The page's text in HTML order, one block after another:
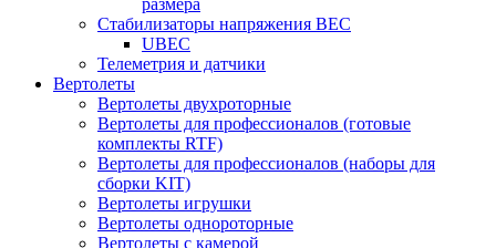
размера
Стабилизаторы напряжения BEC
UBEC
Телеметрия и датчики
Вертолеты
Вертолеты двухроторные
Вертолеты для профессионалов (готовые
комплекты RTF)
Вертолеты для профессионалов (наборы для
сборки KIT)
Вертолеты игрушки
Вертолеты однороторные
Вертолеты с камерой